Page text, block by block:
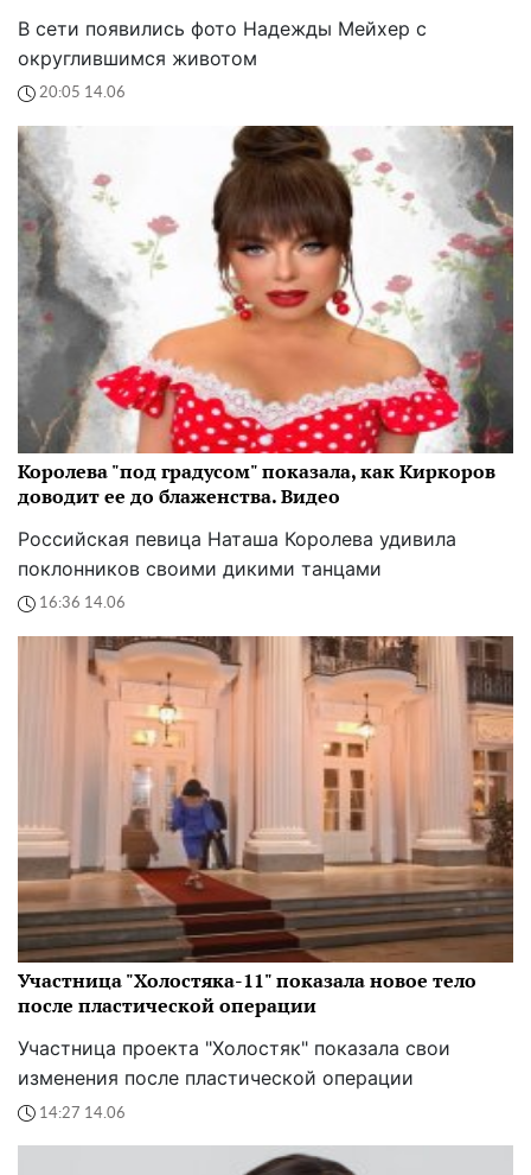
В сети появились фото Надежды Мейхер с
округлившимся животом
20:05 14.06
Королева "под градусом" показала, как Киркоров
доводит ее до блаженства. Видео
Российская певица Наташа Королева удивила
поклонников своими дикими танцами
16:36 14.06
Участница "Холостяка-11" показала новое тело
после пластической операции
Участница проекта "Холостяк" показала свои
изменения после пластической операции
14:27 14.06